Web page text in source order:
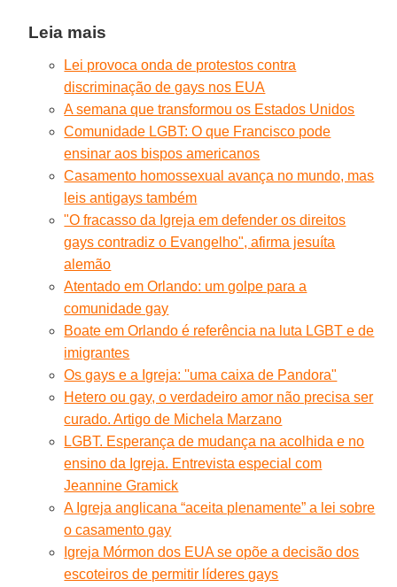
Leia mais
Lei provoca onda de protestos contra
discriminação de gays nos EUA
A semana que transformou os Estados Unidos
Comunidade LGBT: O que Francisco pode
ensinar aos bispos americanos
Casamento homossexual avança no mundo, mas
leis antigays também
"O fracasso da Igreja em defender os direitos
gays contradiz o Evangelho", afirma jesuíta
alemão
Atentado em Orlando: um golpe para a
comunidade gay
Boate em Orlando é referência na luta LGBT e de
imigrantes
Os gays e a Igreja: ''uma caixa de Pandora"
Hetero ou gay, o verdadeiro amor não precisa ser
curado. Artigo de Michela Marzano
LGBT. Esperança de mudança na acolhida e no
ensino da Igreja. Entrevista especial com
Jeannine Gramick
A Igreja anglicana “aceita plenamente” a lei sobre
o casamento gay
Igreja Mórmon dos EUA se opõe a decisão dos
escoteiros de permitir líderes gays